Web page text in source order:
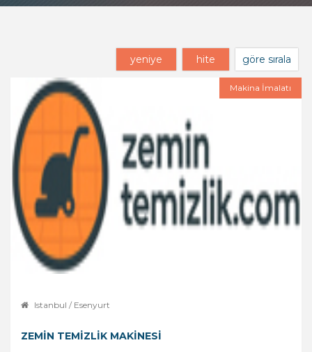
yeniye hite göre sırala
Makina İmalatı
Istanbul / Esenyurt
ZEMIN TEMIZLIK MAKINESI